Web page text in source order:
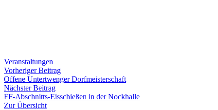
Veranstaltungen
Beitragsnavigation
Vorheriger BeitragVorheriger
Beitrag:
Offene Untertwenger Dorfmeisterschaft
Nächster BeitragNächster
Beitrag:
FF-Abschnitts-Eisschießen in der Nockhalle
Zur Übersicht